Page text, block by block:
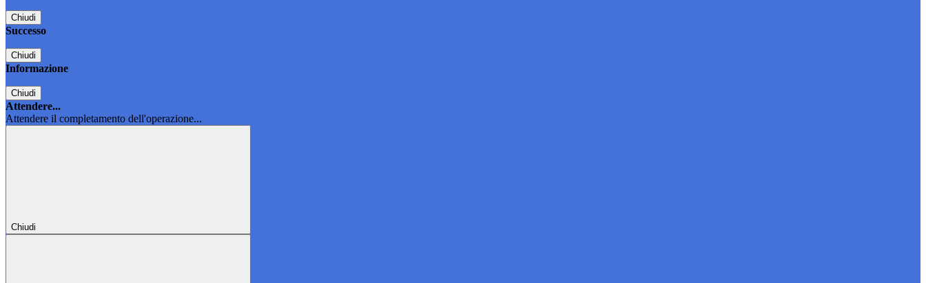
Chiudi
Successo
Chiudi
Informazione
Chiudi
Attendere...
Attendere il completamento dell'operazione...
Chiudi